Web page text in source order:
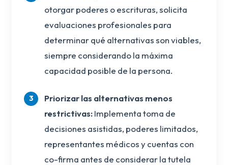
otorgar poderes o escrituras, solicita
evaluaciones profesionales para
determinar qué alternativas son viables,
siempre considerando la máxima
capacidad posible de la persona.
Priorizar las alternativas menos
restrictivas:Implementa toma de
decisiones asistidas, poderes limitados,
representantes médicos y cuentas con
co-firma antes de considerar la tutela